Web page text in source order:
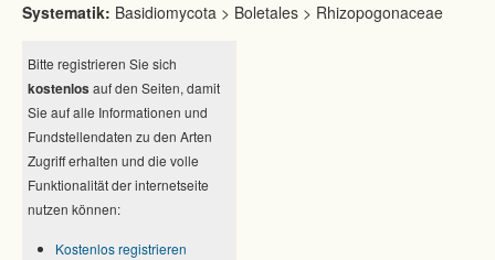
Systematik: Basidiomycota > Boletales > Rhizopogonaceae
Bitte registrieren Sie sich
kostenlos auf den Seiten, damit
Sie auf alle Informationen und
Fundstellendaten zu den Arten
Zugriff erhalten und die volle
Funktionalität der internetseite
nutzen können:
Kostenlos registrieren